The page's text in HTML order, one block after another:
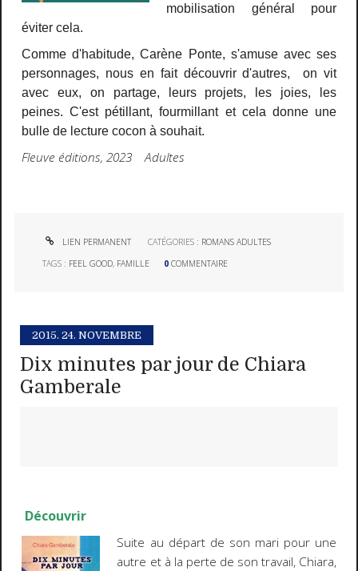
mobilisation général pour
éviter cela.
Comme d'habitude, Carène Ponte, s'amuse avec ses
personnages, nous en fait découvrir d'autres, on vit
avec eux, on partage, leurs projets, les joies, les
peines. C'est pétillant, fourmillant et cela donne une
bulle de lecture cocon à souhait.
Fleuve éditions, 2023 Adultes
LIEN PERMANENT CATÉGORIES : ROMANS ADULTES
TAGS : FEEL GOOD, FAMILLE 0 COMMENTAIRE
2015. 24. NOVEMBRE
Dix minutes par jour de Chiara
Gamberale
Découvrir
Suite au départ de son mari pour une
autre et à la perte de son travail, Chiara,